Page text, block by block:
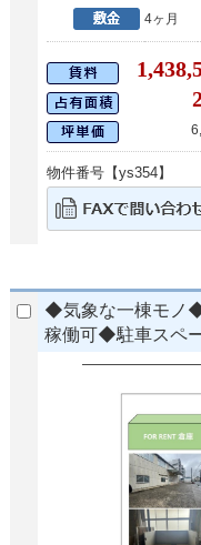
4ヶ月
物件番号【ys354】
◆気象な一棟モノ
稼働可◆駐車スペ